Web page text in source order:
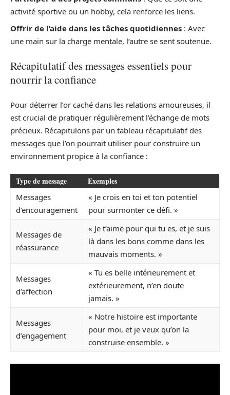
activité sportive ou un hobby, cela renforce les liens.
Offrir de l’aide dans les tâches quotidiennes : Avec
une main sur la charge mentale, l’autre se sent soutenue.
Récapitulatif des messages essentiels pour
nourrir la confiance
Pour déterrer l’or caché dans les relations amoureuses, il
est crucial de pratiquer régulièrement l’échange de mots
précieux. Récapitulons par un tableau récapitulatif des
messages que l’on pourrait utiliser pour construire un
environnement propice à la confiance :
Type de message Exemples
Messages
d’encouragement
« Je crois en toi et ton potentiel
pour surmonter ce défi. »
Messages de
réassurance
« Je t’aime pour qui tu es, et je suis
là dans les bons comme dans les
mauvais moments. »
Messages
d’affection
« Tu es belle intérieurement et
extérieurement, n’en doute
jamais. »
Messages
d’engagement
« Notre histoire est importante
pour moi, et je veux qu’on la
construise ensemble. »